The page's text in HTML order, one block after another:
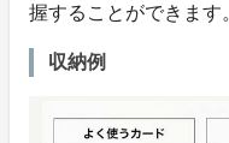
握することができます
収納例